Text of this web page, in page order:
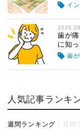
イ
歯が
に知
歯
人気記事ランキ
週間ランキング 月間